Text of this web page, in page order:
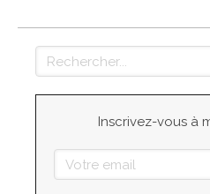
Rechercher
Inscrivez-vous à
Votre email